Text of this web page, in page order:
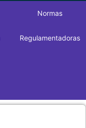
Normas
Regulamentadoras